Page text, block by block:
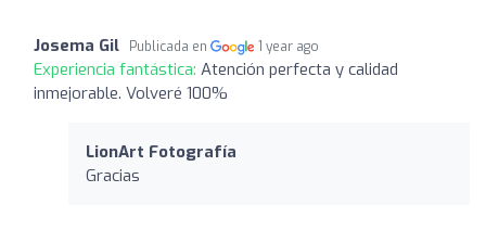
Josema Gil Publicada en 1 year ago
Experiencia fantástica: Atención perfecta y calidad
inmejorable. Volveré 100%
LionArt Fotografía
Gracias